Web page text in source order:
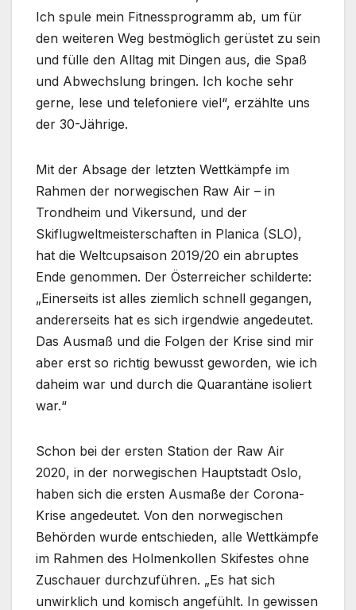
Ich spule mein Fitnessprogramm ab, um für
den weiteren Weg bestmöglich gerüstet zu sein
und fülle den Alltag mit Dingen aus, die Spaß
und Abwechslung bringen. Ich koche sehr
gerne, lese und telefoniere viel“, erzählte uns
der 30-Jährige.
Mit der Absage der letzten Wettkämpfe im
Rahmen der norwegischen Raw Air – in
Trondheim und Vikersund, und der
Skiflugweltmeisterschaften in Planica (SLO),
hat die Weltcupsaison 2019/20 ein abruptes
Ende genommen. Der Österreicher schilderte:
„Einerseits ist alles ziemlich schnell gegangen,
andererseits hat es sich irgendwie angedeutet.
Das Ausmaß und die Folgen der Krise sind mir
aber erst so richtig bewusst geworden, wie ich
daheim war und durch die Quarantäne isoliert
war.“
Schon bei der ersten Station der Raw Air
2020, in der norwegischen Hauptstadt Oslo,
haben sich die ersten Ausmaße der Corona-
Krise angedeutet. Von den norwegischen
Behörden wurde entschieden, alle Wettkämpfe
im Rahmen des Holmenkollen Skifestes ohne
Zuschauer durchzuführen. „Es hat sich
unwirklich und komisch angefühlt. In gewissen